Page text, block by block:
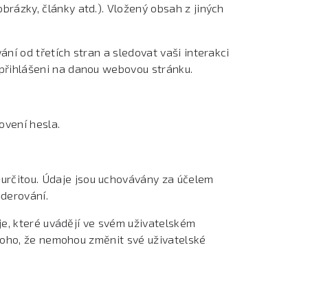
články atd.). Vložený obsah z jiných
od třetích stran a sledovat vaši interakci
na danou webovou stránku.
hesla.
Údaje jsou uchovávány za účelem
které uvádějí ve svém uživatelském
že nemohou změnit své uživatelské